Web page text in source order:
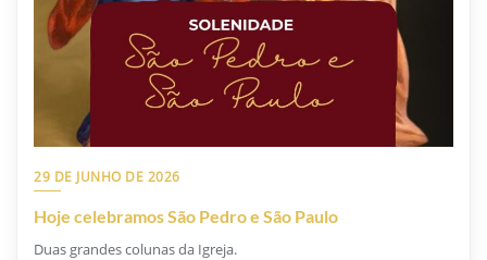
29 DE JUNHO DE 2026
Hoje celebramos São Pedro e São Paulo
Duas grandes colunas da Igreja.